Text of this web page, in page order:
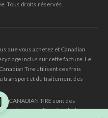
Tous droits réservés.
que vous achetez et Canadian
inclus sur cette facture. Le
Tire utilisent ces frais
transport et du traitement des
CANADIAN TIRE sont des
Société Canadian Tire Limitée.